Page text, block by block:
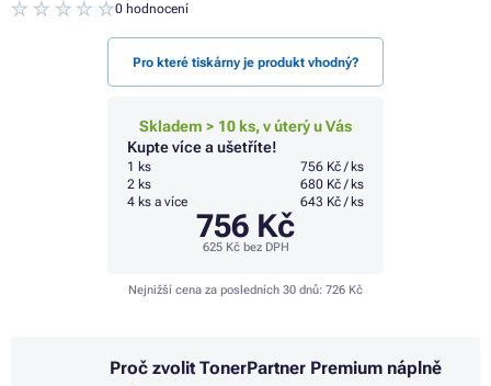
0 hodnocení
Pro které tiskárny je produkt vhodný?
Skladem > 10 ks, v úterý u Vás
Kupte více a ušetříte!
1 ks
756 Kč / ks
2 ks
680 Kč / ks
4 ks a více
643 Kč / ks
756 Kč
625 Kčbez DPH
Nejnižší cena za posledních 30 dnů: 726 Kč
Proč zvolit TonerPartner Premium náplně